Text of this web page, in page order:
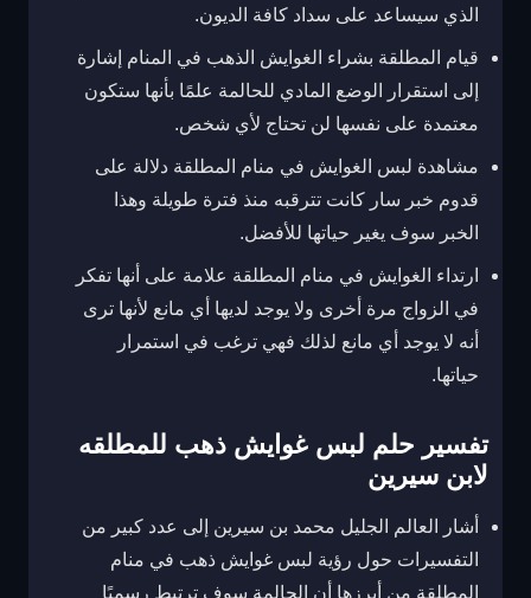
الذي سيساعد على سداد كافة الديون.
قيام المطلقة بشراء الغوايش الذهب في المنام إشارة
إلى استقرار الوضع المادي للحالمة علمًا بأنها ستكون
معتمدة على نفسها لن تحتاج لأي شخص.
مشاهدة لبس الغوايش في منام المطلقة دلالة على
قدوم خبر سار كانت تترقبه منذ فترة طويلة وهذا
الخبر سوف يغير حياتها للأفضل.
ارتداء الغوايش في منام المطلقة علامة على أنها تفكر
في الزواج مرة أخرى ولا يوجد لديها أي مانع لأنها ترى
أنه لا يوجد أي مانع لذلك فهي ترغب في استمرار
حياتها.
تفسير حلم لبس غوايش ذهب للمطلقه
لابن سيرين
أشار العالم الجليل محمد بن سيرين إلى عدد كبير من
التفسيرات حول رؤية لبس غوايش ذهب في منام
المطلقة من أبرزها أن الحالمة سوف ترتبط رسميًا